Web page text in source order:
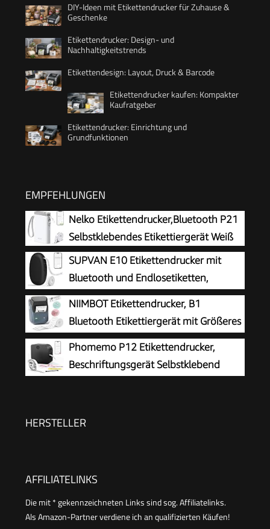
DIY-Ideen mit Etikettendrucker für Zuhause &
Geschenke
Etikettendrucker: Design- und
Nachhaltigkeitstrends
Etikettendesign: Layout, Druck & Barcode
Etikettendrucker kaufen: Kompakter
Kaufratgeber
Etikettendrucker: Einrichtung und
Grundfunktionen
EMPFEHLUNGEN
Nelko Etikettendrucker,Bluetooth P21
Selbstklebendes Etikettiergerät Weiß
SUPVAN E10 Etikettendrucker mit
Bluetooth und Endlosetiketten,
Schwarz
NIIMBOT Etikettendrucker, B1
Bluetooth Etikettiergerät mit Größeres
Etikett, Selbstklebendes Aufkleber
Druckgröße 20-50 mm Kompatibel mit iOS und
Android für Heim, Büro, Blau
Phomemo P12 Etikettendrucker,
Beschriftungsgerät Selbstklebend
HERSTELLER
AFFILIATELINKS
Die mit * gekennzeichneten Links sind sog. Affiliatelinks.
Als Amazon-Partner verdiene ich an qualifizierten Käufen!